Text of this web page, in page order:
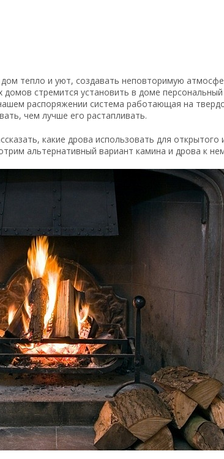
дом тепло и уют, создавать неповторимую
домов стремится установить в доме
распоряжении система работающая на
чем лучше его растапливать.
какие дрова использовать для
альтернативный вариант камина и дрова к